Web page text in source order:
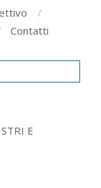
Contatti
E